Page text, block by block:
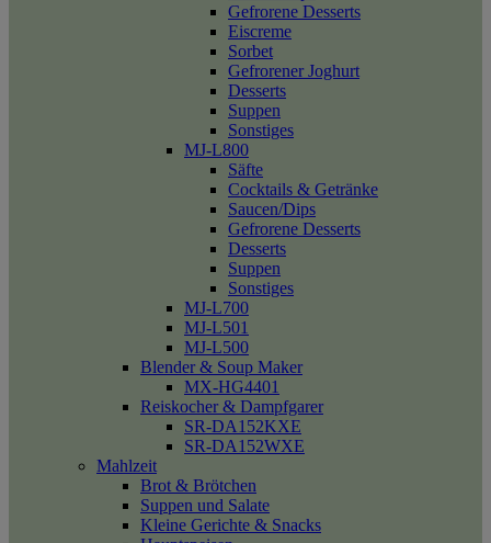
Gefrorene Desserts
Eiscreme
Sorbet
Gefrorener Joghurt
Desserts
Suppen
Sonstiges
MJ-L800
Säfte
Cocktails & Getränke
Saucen/Dips
Gefrorene Desserts
Desserts
Suppen
Sonstiges
MJ-L700
MJ-L501
MJ-L500
Blender & Soup Maker
MX-HG4401
Reiskocher & Dampfgarer
SR-DA152KXE
SR-DA152WXE
Mahlzeit
Brot & Brötchen
Suppen und Salate
Kleine Gerichte & Snacks